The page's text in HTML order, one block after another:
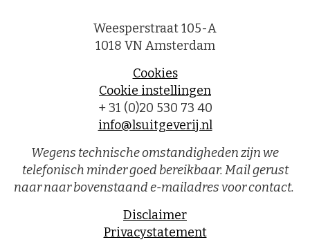
Weesperstraat 105-A
1018 VN Amsterdam
Cookies
Cookie instellingen
+ 31 (0)20 530 73 40
info@lsuitgeverij.nl
Wegens technische omstandigheden zijn we
telefonisch minder goed bereikbaar. Mail gerust
naar naar bovenstaand e-mailadres voor contact.
Disclaimer
Privacystatement